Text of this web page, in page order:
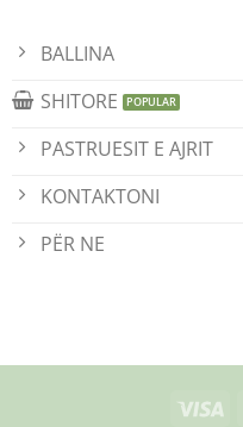
BALLINA
SHITORE
PASTRUESIT E AJRIT
KONTAKTONI
PËR NE